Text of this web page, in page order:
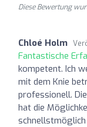
Diese Bewertung
Chloé Holm
Fantastische
kompetent. Ich
mit dem Knie
professionell.
hat die